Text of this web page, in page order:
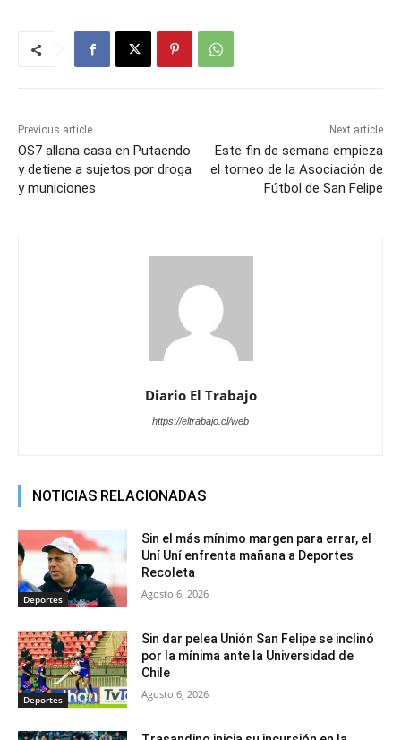
Previous article
OS7 allana casa en Putaendo
y detiene a sujetos por droga
y municiones
Next article
Este fin de semana empieza
el torneo de la Asociación de
Fútbol de San Felipe
Diario El Trabajo
https://eltrabajo.cl/web
NOTICIAS RELACIONADAS
Deportes
Sin el más mínimo margen para errar, el
Uní Uní enfrenta mañana a Deportes
Recoleta
Agosto 6, 2026
Deportes
Sin dar pelea Unión San Felipe se inclinó
por la mínima ante la Universidad de
Chile
Agosto 6, 2026